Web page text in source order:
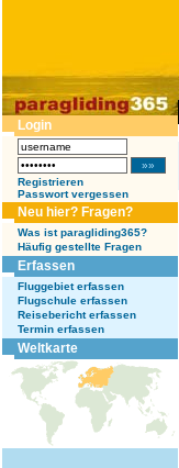
Login
Registrieren
Passwort vergessen
Neu hier? Fragen?
Was ist paragliding365?
Häufig gestellte Fragen
Erfassen
Fluggebiet erfassen
Flugschule erfassen
Reisebericht erfassen
Termin erfassen
Weltkarte